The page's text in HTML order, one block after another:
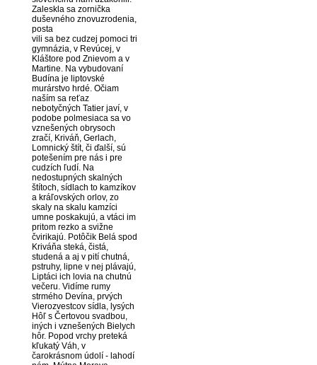
Zaleskla sa zornička
duševného znovuzrodenia,
posta
vili sa bez cudzej pomoci tri
gymnázia, v Revúcej, v
Kláštore pod Znievom a v
Martine. Na vybudovaní
Budína je liptovské
murárstvo hrdé. Očiam
naším sa reťaz
nebotyčných Tatier javí, v
podobe polmesiaca sa vo
vznešených obrysoch
zračí, Kriváň, Gerlach,
Lomnický štít, či ďalší, sú
potešením pre nás i pre
cudzích ľudí. Na
nedostupných skalných
štítoch, sídlach to kamzíkov
a kráľovských orlov, zo
skaly na skalu kamzíci
umne poskakujú, a vtáci im
pritom rezko a svižne
čvirikajú. Potôčik Belá spod
Kriváňa steká, čistá,
studená a aj v pití chutná,
pstruhy, lipne v nej plávajú,
Liptáci ich lovia na chutnú
večeru. Vidíme rumy
strmého Devína, prvých
Vierozvestcov sídla, lysých
Hôľ s Čertovou svadbou,
iných i vznešených Bielych
hôr. Popod vrchy preteká
kľukatý Váh, v
čarokrásnom údolí - lahodí